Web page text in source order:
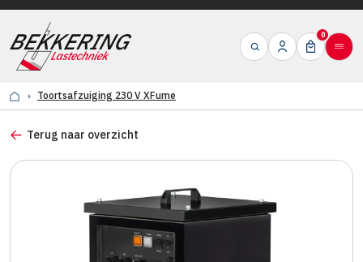
0
Toortsafzuiging 230 V XFume
Terug naar overzicht